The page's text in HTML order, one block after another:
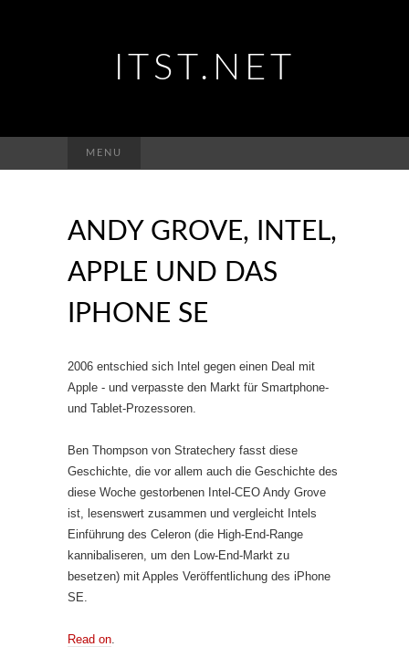
ITST.NET
MENU
nach:
ANDY GROVE, INTEL,
APPLE UND DAS
IPHONE SE
2006 entschied sich Intel gegen einen Deal mit
Apple - und verpasste den Markt für Smartphone-
und Tablet-Prozessoren.
Ben Thompson von Stratechery fasst diese
Geschichte, die vor allem auch die Geschichte des
diese Woche gestorbenen Intel-CEO Andy Grove
ist, lesenswert zusammen und vergleicht Intels
Einführung des Celeron (die High-End-Range
kannibaliseren, um den Low-End-Markt zu
besetzen) mit Apples Veröffentlichung des iPhone
SE.
Read on.